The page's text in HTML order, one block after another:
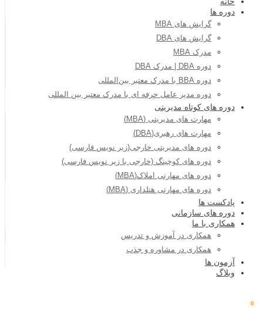
دوره ها
گرایش های MBA
گرایش های DBA
مدرک MBA
دوره DBA | مدرک DBA
دوره BBA با مدرک معتبر بین‌المللی
دوره مدیر عامل حرفه ای با مدرک معتبر بین المللی
دوره های کوتاه مدیریتی
مهارت های مدیریتی (MBA)
مهارت های رهبری(DBA)
دوره های مدیریتی خارجی(زیر نویس فارسی)
دوره های کوچینگ (خارجی با زیر نویس فارسی)
دوره های مهارتی املاک(MBA)
دوره های مهارتی هتلداری (MBA)
پادکست ها
دوره های سازمانی
همکاری با ما
همکاری در آموزش و تدریس
همکاری در مشاوره و جذب
آزمون ها
وبلاگ
0